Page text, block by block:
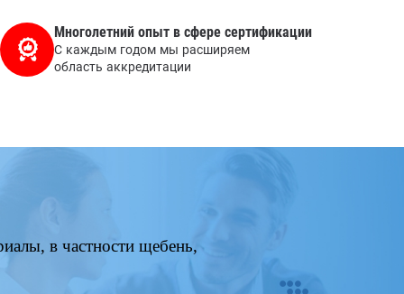
Многолетний опыт в сфере сертификации
С каждым годом мы расширяем
область аккредитации
в частности щебень,